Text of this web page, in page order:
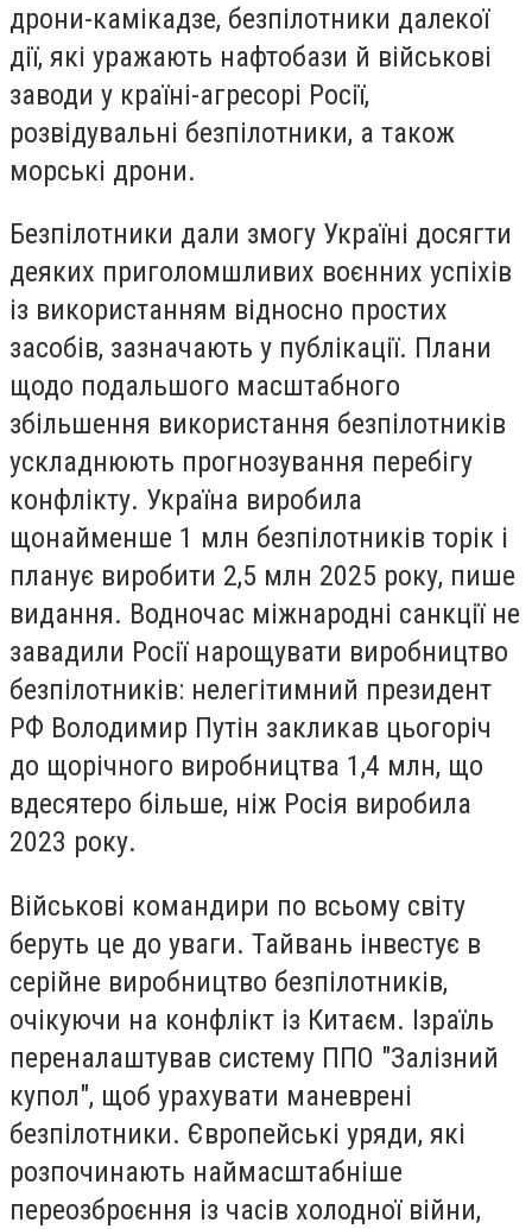
дрони-камікадзе, безпілотники далекої
дії, які уражають нафтобази й військові
заводи у країні-агресорі Росії,
розвідувальні безпілотники, а також
морські дрони.
Безпілотники дали змогу Україні досягти
деяких приголомшливих воєнних успіхів
із використанням відносно простих
засобів, зазначають у публікації. Плани
щодо подальшого масштабного
збільшення використання безпілотників
ускладнюють прогнозування перебігу
конфлікту. Україна виробила
щонайменше 1 млн безпілотників торік і
планує виробити 2,5 млн 2025 року, пише
видання. Водночас міжнародні санкції не
завадили Росії нарощувати виробництво
безпілотників: нелегітимний президент
РФ Володимир Путін закликав цьогоріч
до щорічного виробництва 1,4 млн, що
вдесятеро більше, ніж Росія виробила
2023 року.
Військові командири по всьому світу
беруть це до уваги. Тайвань інвестує в
серійне виробництво безпілотників,
очікуючи на конфлікт із Китаєм. Ізраїль
переналаштував систему ППО "Залізний
купол", щоб урахувати маневрені
безпілотники. Європейські уряди, які
розпочинають наймасштабніше
переозброєння із часів холодної війни,